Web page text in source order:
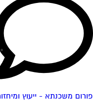
משכנתא - ייעוץ ומיחזור